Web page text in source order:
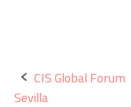
Bericht
CIS Global Forum
Sevilla